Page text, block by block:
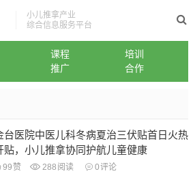
小儿推拿产业
综合信息服务平台
课程
培训
推广 合作
台医院中医儿科冬病夏治三伏贴首日火热
贴，小儿推拿协同护航儿童健康
99 赞 288 阅读 0评论